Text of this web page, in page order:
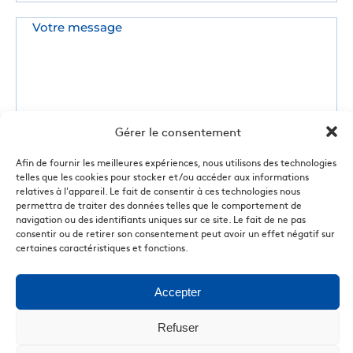
Gérer le consentement
Afin de fournir les meilleures expériences, nous utilisons des technologies
telles que les cookies pour stocker et/ou accéder aux informations
relatives à l'appareil. Le fait de consentir à ces technologies nous
permettra de traiter des données telles que le comportement de
navigation ou des identifiants uniques sur ce site. Le fait de ne pas
consentir ou de retirer son consentement peut avoir un effet négatif sur
certaines caractéristiques et fonctions.
Accepter
Refuser